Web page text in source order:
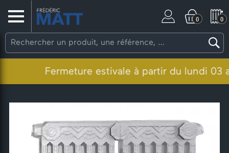
0 0
Fermeture estivale à partir du lundi 03